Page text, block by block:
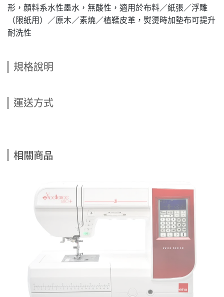
形，顏料系水性墨水，無酸性，適用於布料／紙張／浮雕
（限紙用）／原木／素燒／植鞣皮革，熨燙時加墊布可提升
耐洗性
規格說明
運送方式
相關商品